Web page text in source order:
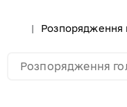
Розпорядження
Розпорядження